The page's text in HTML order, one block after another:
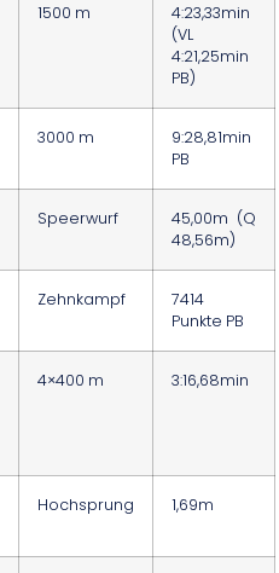
1500 m
4:23,33min
(VL
4:21,25min
PB)
3000 m
9:28,81min
PB
Speerwurf
45,00m (Q
48,56m)
Zehnkampf
7414
Punkte PB
4×400 m 3:16,68min
Hochsprung 1,69m